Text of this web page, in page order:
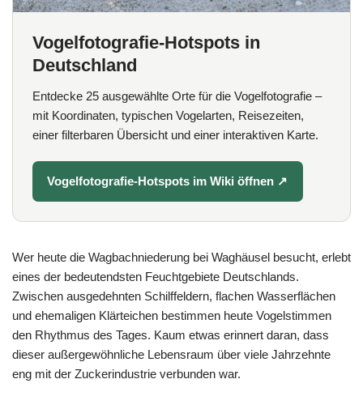
Vogelfotografie-Hotspots in
Deutschland
Entdecke 25 ausgewählte Orte für die Vogelfotografie –
mit Koordinaten, typischen Vogelarten, Reisezeiten,
einer filterbaren Übersicht und einer interaktiven Karte.
Vogelfotografie-Hotspots im Wiki öffnen ↗
Wer heute die Wagbachniederung bei Waghäusel besucht, erlebt
eines der bedeutendsten Feuchtgebiete Deutschlands.
Zwischen ausgedehnten Schilffeldern, flachen Wasserflächen
und ehemaligen Klärteichen bestimmen heute Vogelstimmen
den Rhythmus des Tages. Kaum etwas erinnert daran, dass
dieser außergewöhnliche Lebensraum über viele Jahrzehnte
eng mit der Zuckerindustrie verbunden war.